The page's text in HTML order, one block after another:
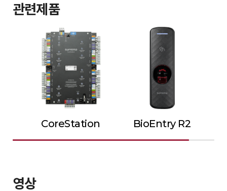
관련제품
CoreStation BioEntry R2
영상